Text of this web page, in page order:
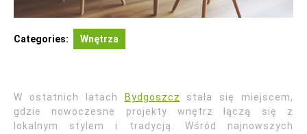
Categories: Wnętrza
W ostatnich latach Bydgoszcz stała się miejscem,
gdzie nowoczesne projekty wnętrz łączą się z
lokalnym stylem i tradycją. Wśród najnowszych